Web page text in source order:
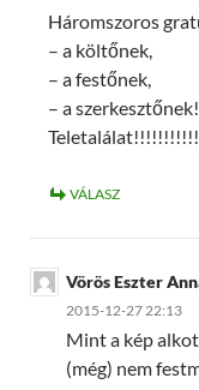
Háromszoros
– a költőnek,
– a festőnek,
– a
VÁLASZ
Vörös Eszter
2015-12-27 22:13
Mint a kép
(még) nem